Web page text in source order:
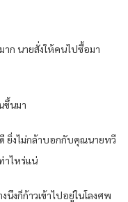
าก นายสั่งให้คนไปซื้อมา
ขึ้นมา
ยิ่งไม่กล้าบอกกับคุณนายทวี
าไหร่แน่
งก็ก้าวเข้าไปอยู่ในโลงศพ